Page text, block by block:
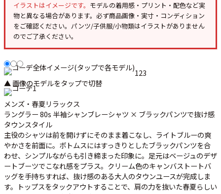
イラストはイメージです。 モデルの着用感・プリント・配色など実
物と異なる場合があります。必ず商品画像・実寸・コンディション
をご確認ください。パンツ/子供服/小物類はイラストがありません
のでご了承ください。
123
▲ 画像のモデルをタップで切替
メンズ・春夏リラックス
ラングラー 80s 半袖シャンブレーシャツ × ブラックパンツで抜け感
タウンスタイル
主役のシャツは前を開けずにそのまま着こなし、ライトブルーの爽
やかさを前面に。ボトムスにはすっきりとしたブラックパンツを合
わせ、シンプルながらも引き締まった印象に。足元はベージュのデザ
ートブーツでこなれ感をプラス。クリーム色のキャンバストートバ
ッグを手持ちすれば、抜け感のある大人のタウンユースが完成しま
す。トップスをタックアウトすることで、肩の力を抜いた春夏らしい